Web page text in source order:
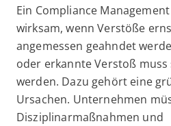
Ein Compliance
wirksam, wenn Verstöße
angemessen geahndet
oder erkannte Verstoß
werden. Dazu gehört eine
Ursachen. Unternehmen
Disziplinarmaßnahmen und